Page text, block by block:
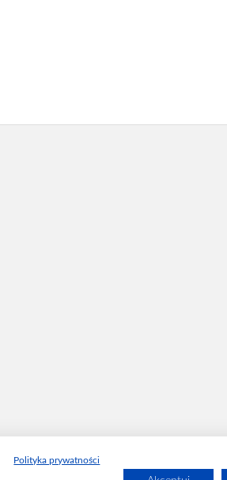
Polityka prywatności